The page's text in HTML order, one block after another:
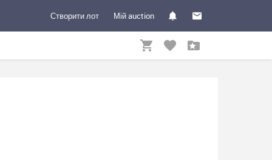
Мій auction
Створити лот